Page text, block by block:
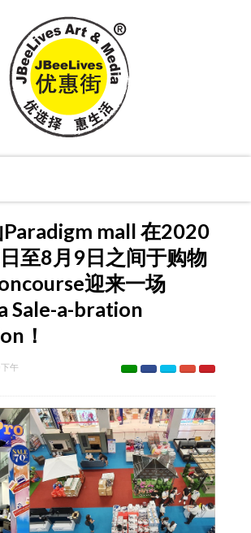
mall 在2020
至8月9日之间于购物
迎来一场
Sale-a-bration
！
午